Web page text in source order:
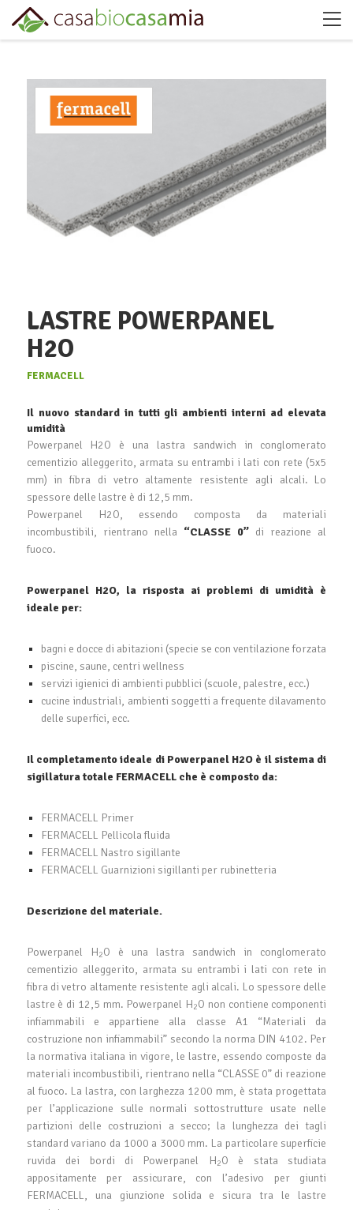
LASTRE POWERPANEL
H2O
FERMACELL
Il nuovo standard in tutti gli ambienti interni ad elevata
umidità
Powerpanel H2O è una lastra sandwich in conglomerato
cementizio alleggerito, armata su entrambi i lati con rete (5x5
mm) in fibra di vetro altamente resistente agli alcali. Lo
spessore delle lastre è di 12,5 mm.
Powerpanel H2O, essendo composta da materiali
incombustibili, rientrano nella “CLASSE 0” di reazione al
fuoco.
Powerpanel H2O, la risposta ai problemi di umidità è
ideale per:
bagni e docce di abitazioni (specie se con ventilazione forzata
piscine, saune, centri wellness
servizi igienici di ambienti pubblici (scuole, palestre, ecc.)
cucine industriali, ambienti soggetti a frequente dilavamento
delle superfici, ecc.
Il completamento ideale di Powerpanel H2O è il sistema di
sigillatura totale FERMACELL che è composto da:
FERMACELL Primer
FERMACELL Pellicola fluida
FERMACELL Nastro sigillante
FERMACELL Guarnizioni sigillanti per rubinetteria
Descrizione del materiale.
Powerpanel H2O è una lastra sandwich in conglomerato
cementizio alleggerito, armata su entrambi i lati con rete in
fibra di vetro altamente resistente agli alcali. Lo spessore delle
lastre è di 12,5 mm. Powerpanel H2O non contiene componenti
infiammabili e appartiene alla classe A1 “Materiali da
costruzione non infiammabili” secondo la norma DIN 4102. Per
la normativa italiana in vigore, le lastre, essendo composte da
materiali incombustibili, rientrano nella “CLASSE 0” di reazione
al fuoco. La lastra, con larghezza 1200 mm, è stata progettata
per l’applicazione sulle normali sottostrutture usate nelle
partizioni delle costruzioni a secco; la lunghezza dei tagli
standard variano da 1000 a 3000 mm. La particolare superficie
ruvida dei bordi di Powerpanel H2O è stata studiata
appositamente per assicurare, con l’adesivo per giunti
FERMACELL, una giunzione solida e sicura tra le lastre